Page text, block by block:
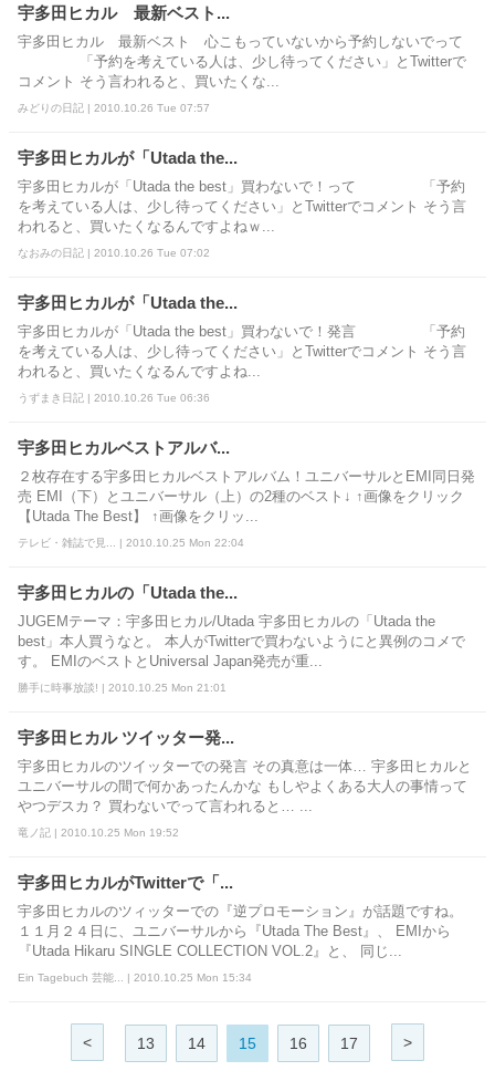
宇多田ヒカル 最新ベスト...
宇多田ヒカル 最新ベスト 心こもっていないから予約しないでって
「予約を考えている人は、少し待ってください」とTwitterで
コメント そう言われると、買いたくな...
みどりの日記 | 2010.10.26 Tue 07:57
宇多田ヒカルが「Utada the...
宇多田ヒカルが「Utada the best」買わないで！って 「予約
を考えている人は、少し待ってください」とTwitterでコメント そう言
われると、買いたくなるんですよねｗ...
なおみの日記 | 2010.10.26 Tue 07:02
宇多田ヒカルが「Utada the...
宇多田ヒカルが「Utada the best」買わないで！発言 「予約
を考えている人は、少し待ってください」とTwitterでコメント そう言
われると、買いたくなるんですよね...
うずまき日記 | 2010.10.26 Tue 06:36
宇多田ヒカルベストアルバ...
２枚存在する宇多田ヒカルベストアルバム！ユニバーサルとEMI同日発
売 EMI（下）とユニバーサル（上）の2種のベスト↓ ↑画像をクリック
【Utada The Best】 ↑画像をクリッ...
テレビ・雑誌で見... | 2010.10.25 Mon 22:04
宇多田ヒカルの「Utada the...
JUGEMテーマ：宇多田ヒカル/Utada 宇多田ヒカルの「Utada the
best」本人買うなと。 本人がTwitterで買わないようにと異例のコメで
す。 EMIのベストとUniversal Japan発売が重...
勝手に時事放談! | 2010.10.25 Mon 21:01
宇多田ヒカル ツイッター発...
宇多田ヒカルのツイッターでの発言 その真意は一体… 宇多田ヒカルと
ユニバーサルの間で何かあったんかな もしやよくある大人の事情って
やつデスカ？ 買わないでって言われると… ...
竜ノ記 | 2010.10.25 Mon 19:52
宇多田ヒカルがTwitterで「...
宇多田ヒカルのツィッターでの『逆プロモーション』が話題ですね。
１１月２４日に、ユニバーサルから『Utada The Best』、 EMIから
『Utada Hikaru SINGLE COLLECTION VOL.2』と、 同じ...
Ein Tagebuch 芸能... | 2010.10.25 Mon 15:34
< 13 14 15 16 17 >